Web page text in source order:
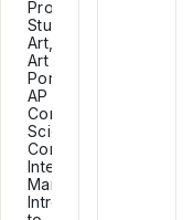
Production,
Studio
Art,
Art
Portfolio,
AP
Computer
Science,
Computer
Integrated
Manufacturing,
Introduction